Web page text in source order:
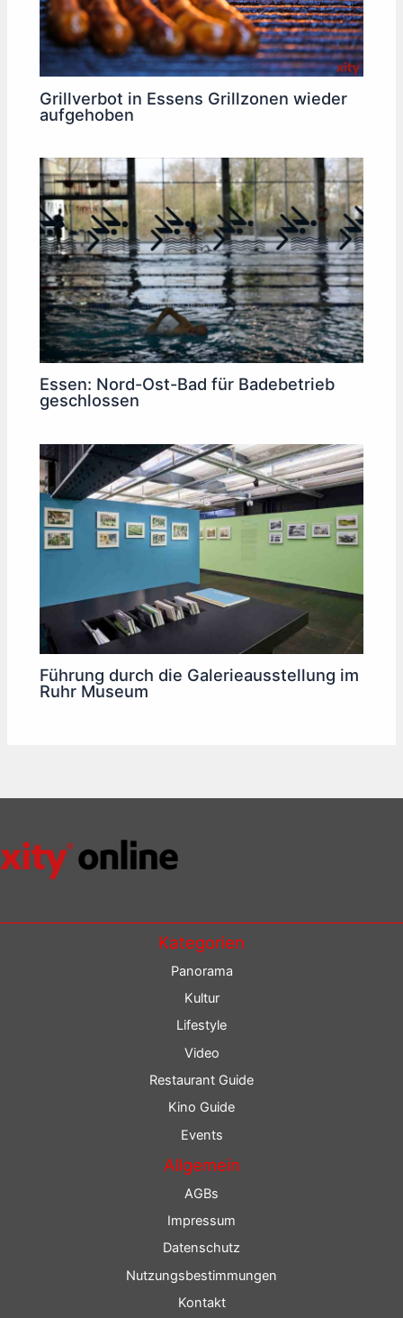
Grillverbot in Essens Grillzonen wieder
aufgehoben
Essen: Nord-Ost-Bad für Badebetrieb
geschlossen
Führung durch die Galerieausstellung im
Ruhr Museum
Kategorien
Panorama
Kultur
Lifestyle
Video
Restaurant Guide
Kino Guide
Events
Allgemein
AGBs
Impressum
Datenschutz
Nutzungsbestimmungen
Kontakt